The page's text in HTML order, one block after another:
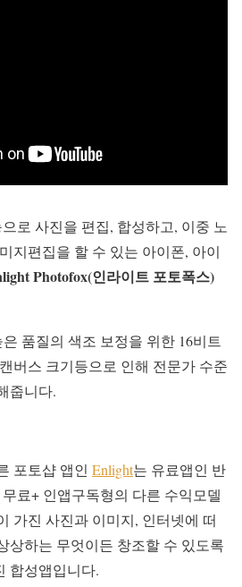
로 사진을 편집, 합성하고, 이중 노
지편집을 할 수 있는 아이폰, 아이
Photofox(인라이트 포토폭스)
품질의 색조 보정을 위한 16비트
버스 크기등으로 인해 전문가 수준
줍니다.
포토샵 앱인 Enlight는 유료앱인 반
료+ 인앱구독형의 다른 수익모델
가진 사진과 이미지, 인터넷에 떠
상하는 무엇이든 창조할 수 있도록
합성앱입니다.